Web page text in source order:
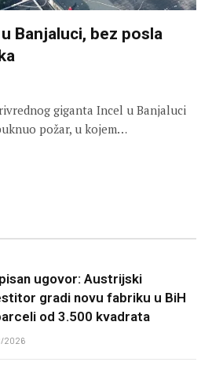
Banjaluci, bez posla
giganta Incel u Banjaluci
požar, u kojem…
ugovor: Austrijski
gradi novu fabriku u BiH
od 3.500 kvadrata
2026